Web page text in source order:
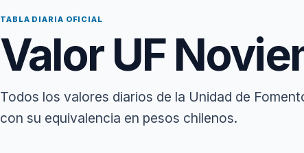
TABLA DIARIA OFICIAL
Valor UF
Todos los valores diarios de la Unidad de
con su equivalencia en pesos chilenos.